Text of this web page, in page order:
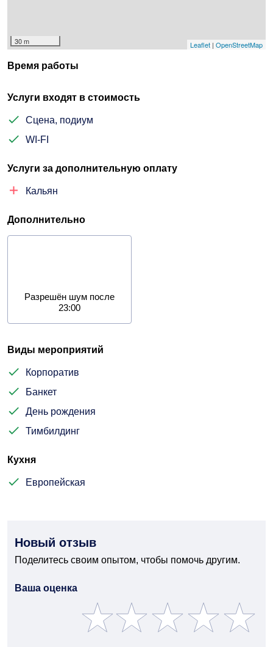
30 m Leaflet | OpenStreetMap
Время работы
Услуги входят в стоимость
Сцена, подиум
WI-FI
Услуги за дополнительную оплату
Кальян
Дополнительно
Разрешён шум после
23:00
Виды мероприятий
Корпоратив
Банкет
День рождения
Тимбилдинг
Кухня
Европейская
Новый отзыв
Поделитесь своим опытом, чтобы помочь другим.
Ваша оценка